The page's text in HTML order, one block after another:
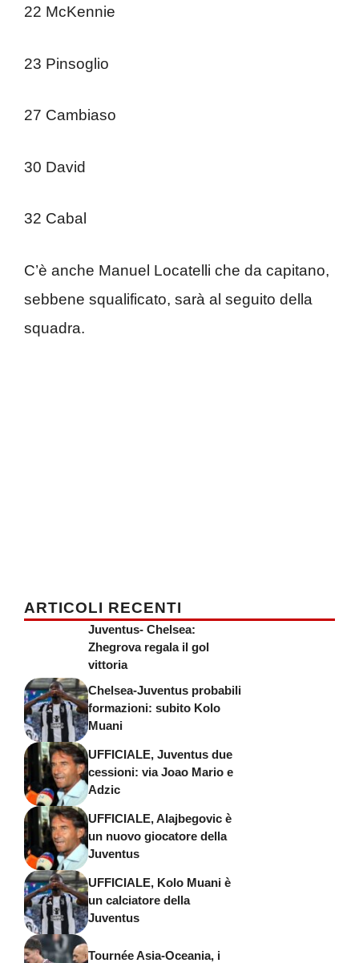
22 McKennie
23 Pinsoglio
27 Cambiaso
30 David
32 Cabal
C’è anche Manuel Locatelli che da capitano,
sebbene squalificato, sarà al seguito della
squadra.
ARTICOLI RECENTI
Juventus- Chelsea:
Zhegrova regala il gol
vittoria
Chelsea-Juventus probabili
formazioni: subito Kolo
Muani
UFFICIALE, Juventus due
cessioni: via Joao Mario e
Adzic
UFFICIALE, Alajbegovic è
un nuovo giocatore della
Juventus
UFFICIALE, Kolo Muani è
un calciatore della
Juventus
Tournée Asia-Oceania, i